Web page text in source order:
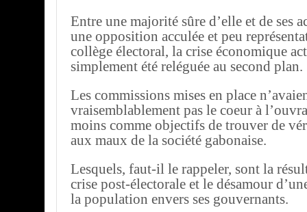
Entre une majorité sûre d’elle et de ses
une opposition acculée et peu
collège électoral, la crise économique
simplement été reléguée au second plan.
Les commissions mises en place
vraisemblablement pas le coeur à
moins comme objectifs de trouver de
aux maux de la société gabonaise.
Lesquels, faut-il le rappeler, sont la
crise post-électorale et le désamour
la population envers ses gouvernants.